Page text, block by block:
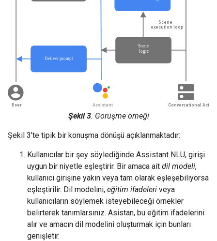
Şekil 3. Görüşme örneği
Şekil 3'te tipik bir konuşma dönüşü açıklanmaktadır:
Kullanıcılar bir şey söylediğinde Assistant NLU, girişi
uygun bir niyetle eşleştirir. Bir amaca ait dil modeli,
kullanıcı girişine yakın veya tam olarak eşleşebiliyorsa
eşleştirilir. Dil modelini, eğitim ifadeleri veya
kullanıcıların söylemek isteyebileceği örnekler
belirterek tanımlarsınız. Asistan, bu eğitim ifadelerini
alır ve amacın dil modelini oluşturmak için bunları
genişletir.